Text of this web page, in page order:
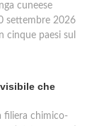
cuneese
settembre 2026
cinque paesi sul
che
filiera chimico-